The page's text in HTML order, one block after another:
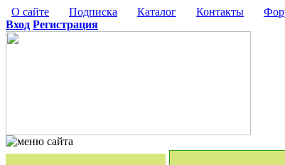
О сайте Подписка Каталог Контакты
Вход Регистрация